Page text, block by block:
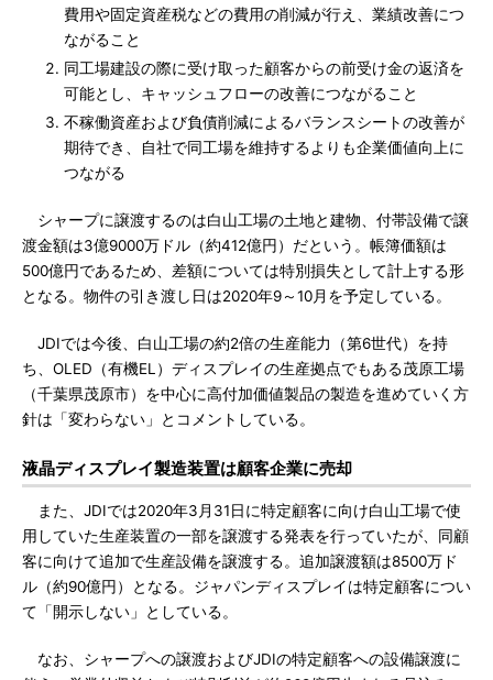
費用や固定資産税などの費用の削減が行え、業績改善につ
ながること
同工場建設の際に受け取った顧客からの前受け金の返済を
可能とし、キャッシュフローの改善につながること
不稼働資産および負債削減によるバランスシートの改善が
期待でき、自社で同工場を維持するよりも企業価値向上に
つながる
シャープに譲渡するのは白山工場の土地と建物、付帯設備で譲
渡金額は3億9000万ドル（約412億円）だという。帳簿価額は
500億円であるため、差額については特別損失として計上する形
となる。物件の引き渡し日は2020年9～10月を予定している。
JDIでは今後、白山工場の約2倍の生産能力（第6世代）を持
ち、OLED（有機EL）ディスプレイの生産拠点でもある茂原工場
（千葉県茂原市）を中心に高付加価値製品の製造を進めていく方
針は「変わらない」とコメントしている。
液晶ディスプレイ製造装置は顧客企業に売却
また、JDIでは2020年3月31日に特定顧客に向け白山工場で使
用していた生産装置の一部を譲渡する発表を行っていたが、同顧
客に向けて追加で生産設備を譲渡する。追加譲渡額は8500万ド
ル（約90億円）となる。ジャパンディスプレイは特定顧客につい
て「開示しない」としている。
なお、シャープへの譲渡およびJDIの特定顧客への設備譲渡に